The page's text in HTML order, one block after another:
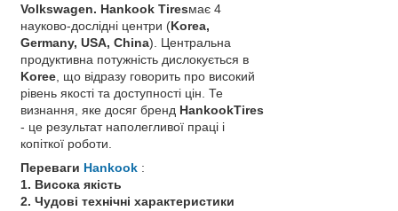
Volkswagen. Hankook Tiresмає 4
науково-дослідні центри (Korea,
Germany, USA, China). Центральна
продуктивна потужність дислокується в
Koree , що відразу говорить про високий
рівень якості та доступності цін. Те
визнання, яке досяг бренд НankookTires
- це результат наполегливої ​​праці і
копіткої роботи.
Переваги Hankook :
1. Висока якість
2. Чудові технічні характеристики